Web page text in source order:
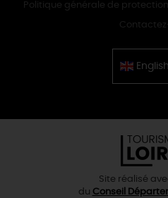
Politique générale de
English
Site réalisé
du Conseil